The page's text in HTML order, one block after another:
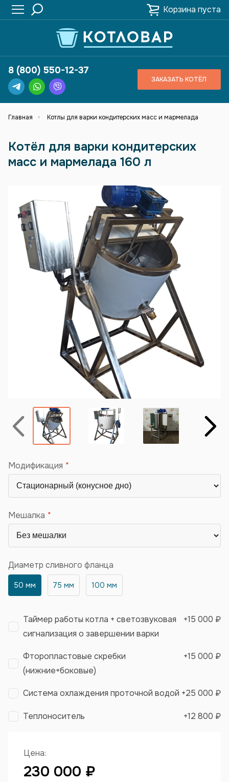
Корзина пуста
8 (800) 550-12-37
ЗАКАЗАТЬ КОТЁЛ
Главная Котлы для варки кондитерских масс и мармелада
Котёл для варки кондитерских
масс и мармелада 160 л
Назад Вперёд
Модификация
Мешалка
Диаметр сливного фланца
50 мм 75 мм 100 мм
Таймер работы котла + светозвуковая
сигнализация о завершении варки
+15 000 ₽
Фторопластовые скребки
(нижние+боковые)
+15 000 ₽
Система охлаждения проточной водой +25 000 ₽
Теплоноситель +12 800 ₽
Цена:
230 000 ₽